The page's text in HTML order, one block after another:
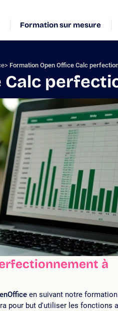
Formation sur mesure
Formation Open Office Calc
à
en suivant notre
pour but d'utiliser les fonctions